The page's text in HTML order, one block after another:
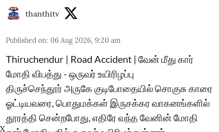
thanthitv
Published on: 06 Aug 2026, 9:20 am
Thiruchendur | Road Accident | வேன் மீது கார்
மோதி விபத்து - ஒருவர் உயிரிழப்பு
திருச்செந்தூர் அருகே குடிபோதையில் சொகுசு காரை
ஓட்டியவரை, பொதுமக்கள் இருசக்கர வாகனங்களில்
தூரத்தி சென்றபோது, எதிரே வந்த வேனின் மோதி
X